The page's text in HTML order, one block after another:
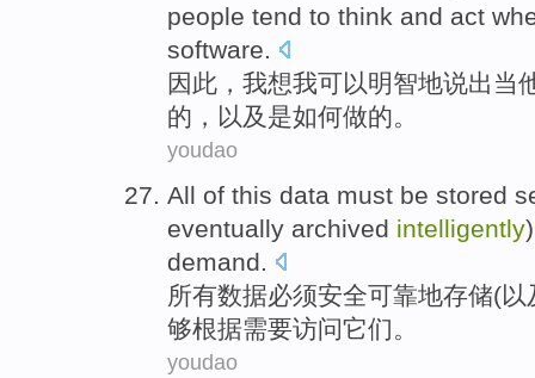
people tend to think and act
software.
因此 ， 我想我可以明智地说出 当
的， 以及 是如何做的。
youdao
All of this data must be stored
eventually archived intelligently
demand.
所有数据必须安全可靠地存储(以
够根据需要访问它们。
youdao